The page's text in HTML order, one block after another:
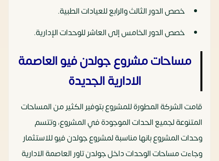
خصص الدور الثالث والرابع للعيادات الطبية.
خصص الدور الخامس إلى العاشر للوحدات الإدارية.
مساحات مشروع جولدن فيو العاصمة
الادارية الجديدة
قامت الشركة المطورة للمشروع بتوفير الكثير من المساحات
المتنوعة لجميع الحدات الموجودة في المشروع، وتتسم
وحدات المشروع بانها مناسبة لمشروع جولدن فيو للاستثمار
وجاءت مساحات الوحدات داخل جولدن تاور العاصمة الادارية